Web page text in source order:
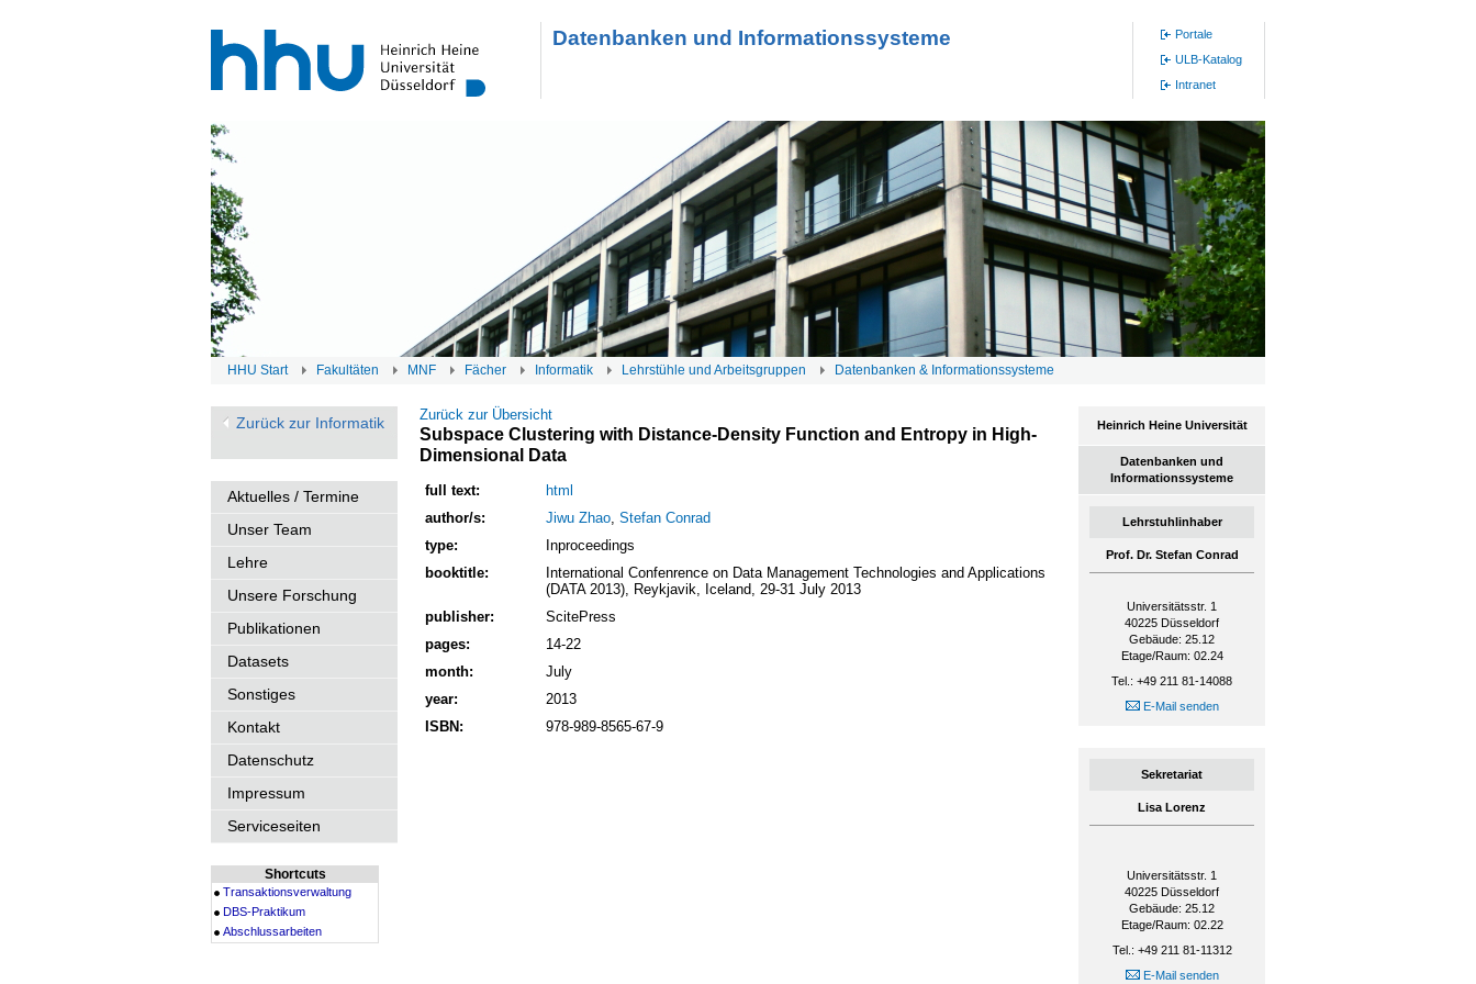
Datenbanken und Informationssysteme
Portale
ULB-Katalog
Intranet
HHU Start Fakultäten MNF Fächer Informatik Lehrstühle und Arbeitsgruppen Datenbanken & Informationssysteme
Zurück zur Informatik
Aktuelles / Termine
Unser Team
Lehre
Unsere Forschung
Publikationen
Datasets
Sonstiges
Kontakt
Datenschutz
Impressum
Serviceseiten
Shortcuts
Transaktionsverwaltung
DBS-Praktikum
Abschlussarbeiten
Zurück zur Übersicht
Subspace Clustering with Distance-Density Function and Entropy in High-
Dimensional Data
full text:
html
author/s:
Jiwu Zhao, Stefan Conrad
type:
Inproceedings
booktitle:
International Confenrence on Data Management Technologies and Applications
(DATA 2013), Reykjavik, Iceland, 29-31 July 2013
publisher:
ScitePress
pages:
14-22
month:
July
year:
2013
ISBN:
978-989-8565-67-9
Heinrich Heine Universität
Datenbanken und
Informationssysteme
Lehrstuhlinhaber
Prof. Dr. Stefan Conrad
Universitätsstr. 1
40225 Düsseldorf
Gebäude: 25.12
Etage/Raum: 02.24
Tel.: +49 211 81-14088
E-Mail senden
Sekretariat
Lisa Lorenz
Universitätsstr. 1
40225 Düsseldorf
Gebäude: 25.12
Etage/Raum: 02.22
Tel.: +49 211 81-11312
E-Mail senden